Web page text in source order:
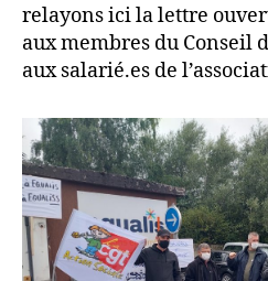
relayons ici la lettre
aux membres du Conseil
aux salarié.es de